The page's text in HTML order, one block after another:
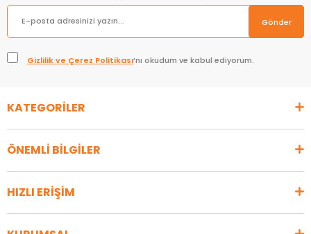
Gönder
Gizlilik ve Çerez Politikası’nı okudum ve kabul ediyorum.
KATEGORİLER
ÖNEMLİ BİLGİLER
HIZLI ERİŞİM